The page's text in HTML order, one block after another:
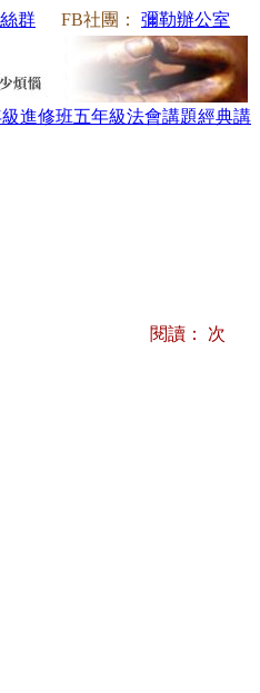
群 FB社團： 彌勒辦公室
進修班五年級法會講題經典講
閱讀： 次